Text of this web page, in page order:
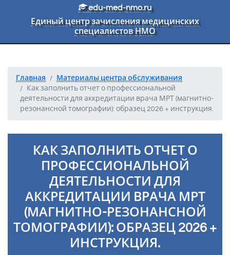
Перейти к основному текстуedu-med-nmo.ru
Единый центр зачисления медицинских
специалистов НМО
Главная
Материалы центра обслуживания
Как заполнить отчет о профессиональной
деятельности для аккредитации врача МРТ (магнитно-
резонансной томографии): образец 2026 + инструкция.
КАК ЗАПОЛНИТЬ ОТЧЕТ О
ПРОФЕССИОНАЛЬНОЙ
ДЕЯТЕЛЬНОСТИ ДЛЯ
АККРЕДИТАЦИИ ВРАЧА МРТ
(МАГНИТНО-РЕЗОНАНСНОЙ
ТОМОГРАФИИ): ОБРАЗЕЦ 2026 +
ИНСТРУКЦИЯ.